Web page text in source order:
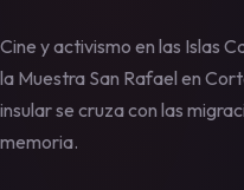
Cine y activismo en las Islas
la Muestra San Rafael en
insular se cruza con las
memoria.